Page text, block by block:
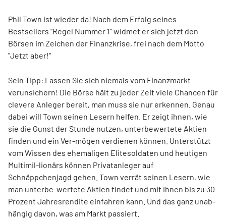
Phil Town ist wieder da! Nach dem Erfolg seines
Bestsellers "Regel Nummer 1" widmet er sich jetzt den
Börsen im Zeichen der Finanzkrise, frei nach dem Motto
"Jetzt aber!"
Sein Tipp: Lassen Sie sich niemals vom Finanzmarkt
verunsichern! Die Börse hält zu jeder Zeit viele Chancen für
clevere Anleger bereit, man muss sie nur erkennen. Genau
dabei will Town seinen Lesern helfen. Er zeigt ihnen, wie
sie die Gunst der Stunde nutzen, unterbewertete Aktien
finden und ein Ver-mögen verdienen können. Unterstützt
vom Wissen des ehemaligen Elitesoldaten und heutigen
Multimil-lionärs können Privatanleger auf
Schnäppchenjagd gehen. Town verrät seinen Lesern, wie
man unterbe-wertete Aktien findet und mit ihnen bis zu 30
Prozent Jahresrendite einfahren kann. Und das ganz unab-
hängig davon, was am Markt passiert.